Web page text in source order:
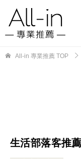
All-in 專業推薦 TOP
生活部落客推